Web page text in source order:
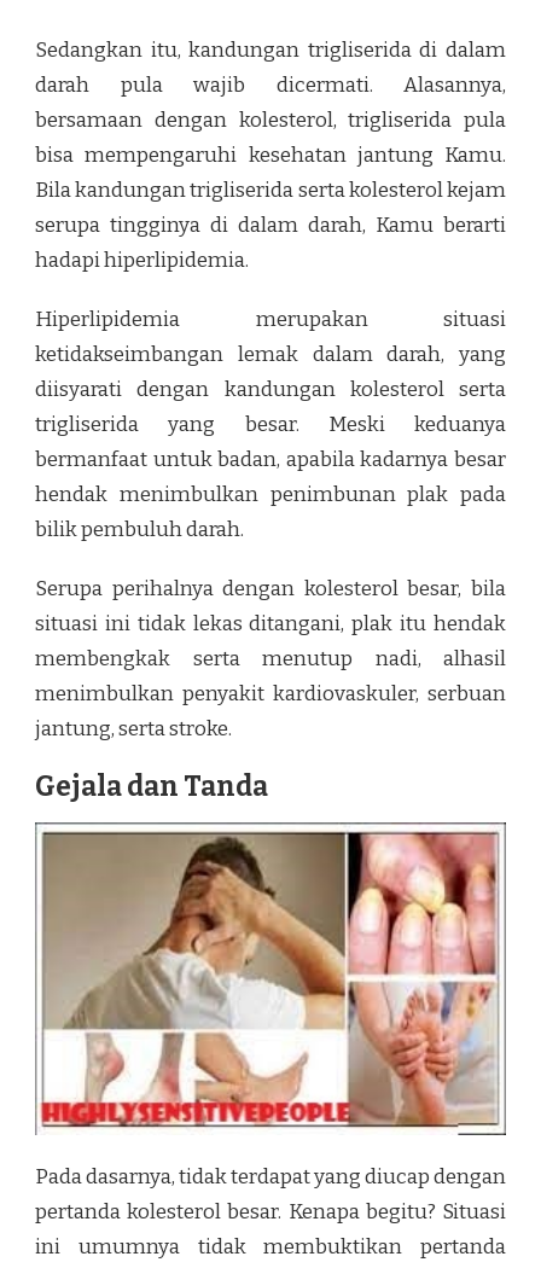
Sedangkan itu, kandungan trigliserida di dalam
darah pula wajib dicermati. Alasannya,
bersamaan dengan kolesterol, trigliserida pula
bisa mempengaruhi kesehatan jantung Kamu.
Bila kandungan trigliserida serta kolesterol kejam
serupa tingginya di dalam darah, Kamu berarti
hadapi hiperlipidemia.
Hiperlipidemia merupakan situasi
ketidakseimbangan lemak dalam darah, yang
diisyarati dengan kandungan kolesterol serta
trigliserida yang besar. Meski keduanya
bermanfaat untuk badan, apabila kadarnya besar
hendak menimbulkan penimbunan plak pada
bilik pembuluh darah.
Serupa perihalnya dengan kolesterol besar, bila
situasi ini tidak lekas ditangani, plak itu hendak
membengkak serta menutup nadi, alhasil
menimbulkan penyakit kardiovaskuler, serbuan
jantung, serta stroke.
Gejala dan Tanda
Pada dasarnya, tidak terdapat yang diucap dengan
pertanda kolesterol besar. Kenapa begitu? Situasi
ini umumnya tidak membuktikan pertanda